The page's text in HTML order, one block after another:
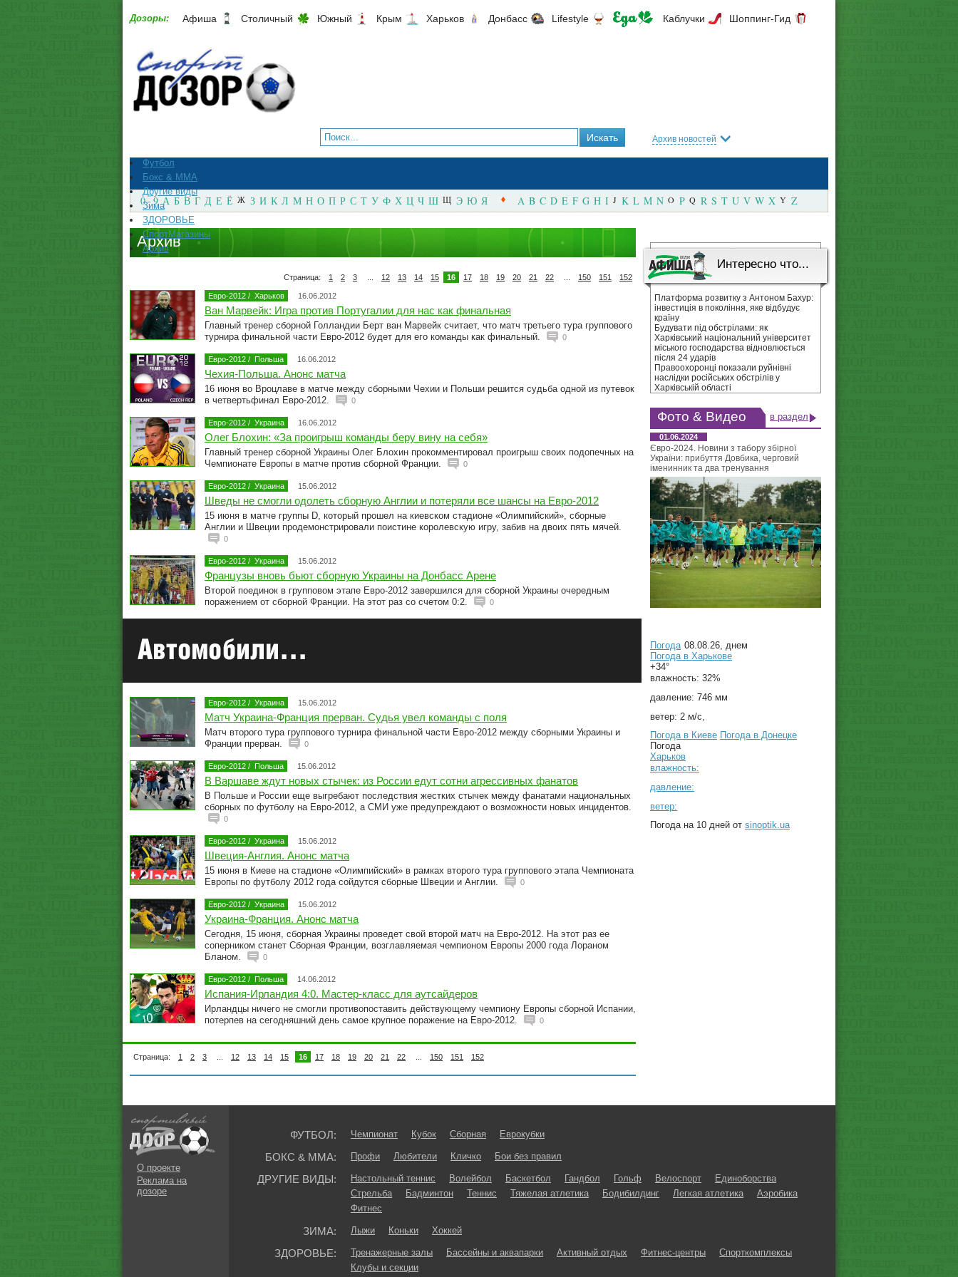
Дозоры: Афиша Столичный Южный Крым Харьков Донбасс Lifestyle Каблучки Шоппинг-Гид
Архив новостей
Футбол
Бокс & ММА
Другие виды
Зима
ЗДОРОВЬЕ
СпортМагазины
Архив
0 - 9 А Б В Г Д Е Ё Ж З И К Л М Н О П Р С Т У Ф Х Ц Ч Ш Щ Э Ю Я A B C D E F G H I J K L M N O P Q R S T U V W X Y Z
Архив
Страница: 1 2 3 12 13 14 15 16 17 18 19 20 21 22 150 151 152
Евро-2012 / Харьков 16.06.2012
Ван Марвейк: Игра против Португалии для нас как финальная
Главный тренер сборной Голландии Берт ван Марвейк считает, что матч третьего тура группового
турнира финальной части Евро-2012 будет для его команды как финальный.
0
Евро-2012 / Польша 16.06.2012
Чехия-Польша. Анонс матча
16 июня во Вроцлаве в матче между сборными Чехии и Польши решится судьба одной из путевок
в четвертьфинал Евро-2012.
0
Евро-2012 / Украина 16.06.2012
Олег Блохин: «За проигрыш команды беру вину на себя»
Главный тренер сборной Украины Олег Блохин прокомментировал проигрыш своих подопечных на
Чемпионате Европы в матче против сборной Франции.
0
Евро-2012 / Украина 15.06.2012
Шведы не смогли одолеть сборную Англии и потеряли все шансы на Евро-2012
15 июня в матче группы D, который прошел на киевском стадионе «Олимпийский», сборные
Англии и Швеции продемонстрировали поистине королевскую игру, забив на двоих пять мячей.
0
Евро-2012 / Украина 15.06.2012
Французы вновь бьют сборную Украины на Донбасс Арене
Второй поединок в групповом этапе Евро-2012 завершился для сборной Украины очередным
поражением от сборной Франции. На этот раз со счетом 0:2.
0
Евро-2012 / Украина 15.06.2012
Матч Украина-Франция прерван. Судья увел команды с поля
Матч второго тура группового турнира финальной части Евро-2012 между сборными Украины и
Франции прерван.
0
Евро-2012 / Польша 15.06.2012
В Варшаве ждут новых стычек: из России едут сотни агрессивных фанатов
В Польше и России еще выгребают последствия жестких стычек между фанатами национальных
сборных по футболу на Евро-2012, а СМИ уже предупреждают о возможности новых инцидентов.
0
Евро-2012 / Украина 15.06.2012
Швеция-Англия. Анонс матча
15 июня в Киеве на стадионе «Олимпийский» в рамках второго тура группового этапа Чемпионата
Европы по футболу 2012 года сойдутся сборные Швеции и Англии.
0
Евро-2012 / Украина 15.06.2012
Украина-Франция. Анонс матча
Сегодня, 15 июня, сборная Украины проведет свой второй матч на Евро-2012. На этот раз ее
соперником станет Сборная Франции, возглавляемая чемпионом Европы 2000 года Лораном
Бланом.
0
Евро-2012 / Польша 14.06.2012
Испания-Ирландия 4:0. Мастер-класс для аутсайдеров
Ирландцы ничего не смогли противопоставить действующему чемпиону Европы сборной Испании,
потерпев на сегодняшний день самое крупное поражение на Евро-2012.
0
Страница: 1 2 3 12 13 14 15 16 17 18 19 20 21 22 150 151 152
Интересно что...
Платформа розвитку з Антоном Бахур:
інвестиція в покоління, яке відбудує
країну
Будувати під обстрілами: як
Харківський національний університет
міського господарства відновлюється
після 24 ударів
Правоохоронці показали руйнівні
наслідки російських обстрілів у
Харківській області
Фото & Видео в раздел
01.06.2024
Євро-2024. Новини з табору збірної
України: прибуття Довбика, черговий
іменинник та два тренування
Погода 08.08.26, днем
Погода в Харькове
+34°
влажность: 32%
давление: 746 мм
ветер: 2 м/с,
Погода в Киеве Погода в Донецке
Погода
Харьков
влажность:
давление:
ветер:
Погода на 10 дней от sinoptik.ua
О проекте
Реклама на
дозоре
ФУТБОЛ: Чемпионат Кубок Сборная Еврокубки
БОКС & ММА: Профи Любители Кличко Бои без правил
ДРУГИЕ ВИДЫ: Настольный теннис Волейбол Баскетбол Гандбол Гольф Велоспорт
Единоборства
Стрельба
Бадминтон Теннис Тяжелая атлетика Бодибилдинг Легкая атлетика
Аэробика
Фитнес
ЗИМА: Лыжи Коньки Хоккей
ЗДОРОВЬЕ: Тренажерные залы Бассейны и аквапарки Активный отдых Фитнес-центры
Спорткомплексы
Клубы и секции